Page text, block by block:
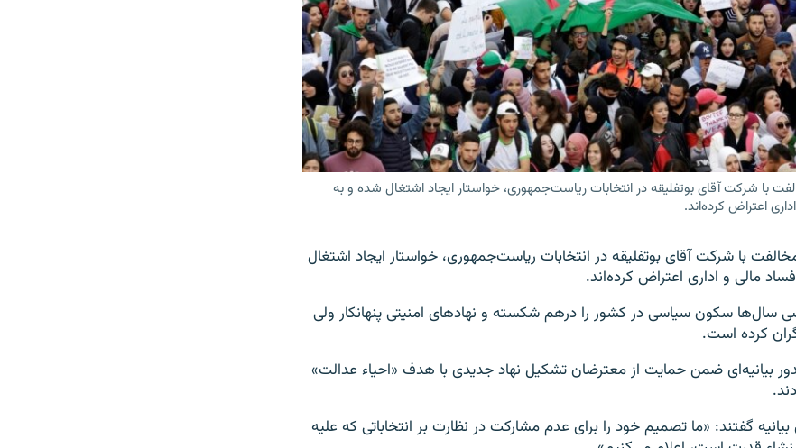
با شرکت آقای بوتفلیقه در انتخابات ریاست‌جمهوری، خواستار ایجاد اشتغال شده و به
اعتراض کرده‌اند.
با شرکت آقای بوتفلیقه در انتخابات ریاست‌جمهوری، خواستار ایجاد اشتغال
مالی و اداری اعتراض کرده‌اند.
سال‌ها سکون سیاسی در کشور را درهم شکسته و نهادهای امنیتی پنهانکار ولی
کرده است.
بیانیه‌ای ضمن حمایت از معترضان تشکیل نهاد جدیدی با هدف «احیاء عدالت»
بیانیه گفتند: «ما تصمیم خود را برای عدم مشارکت در نظارت بر انتخاباتی که علیه